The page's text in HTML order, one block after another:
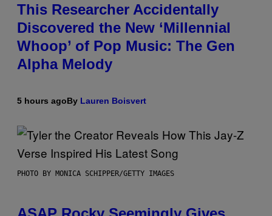
This Researcher Accidentally
Discovered the New ‘Millennial
Whoop’ of Pop Music: The Gen
Alpha Melody
5 hours agoBy Lauren Boisvert
PHOTO BY MONICA SCHIPPER/GETTY IMAGES